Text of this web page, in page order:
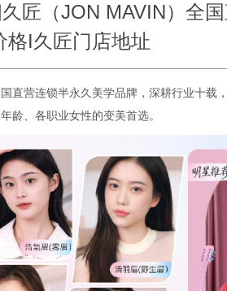
匠（JON MAVIN）全
格I久匠门店地址
直营连锁半永久美学品牌，深耕行业十载
龄、各职业女性的变美首选。